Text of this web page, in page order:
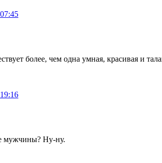
более, чем одна умная, красивая и
мужчины? Ну-ну.